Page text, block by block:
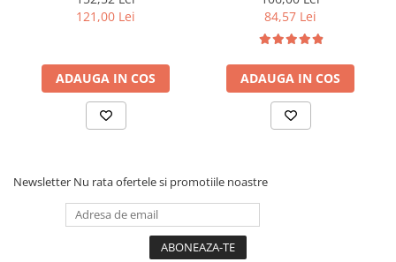
peste 6 ani.
Setul include:
1 x roata olarului
1 x argila
instructiuni utilizare
121,00 Lei
ADAUGA IN COS
democratiei si sanatatii
publice
84,57 Lei
ADAUGA IN COS
Newsletter Nu rata ofertele si promotiile noastre